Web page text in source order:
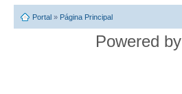
Portal » Página Principal
Powered by